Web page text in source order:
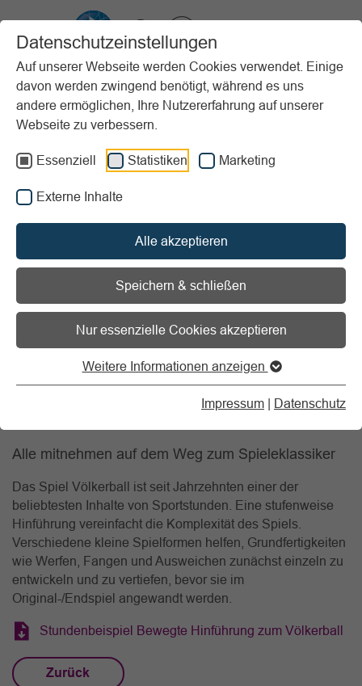
Datenschutzeinstellungen
Auf unserer Webseite werden Cookies verwendet. Einige
davon werden zwingend benötigt, während es uns
andere ermöglichen, Ihre Nutzererfahrung auf unserer
Webseite zu verbessern.
Essenziell Statistiken Marketing
Externe Inhalte
Alle akzeptieren
Speichern & schließen
Nur essenzielle Cookies akzeptieren
Weitere Informationen anzeigen
Impressum | Datenschutz
Startseite Sportpraxis
Stundenbeispiele (PfP)
Kinder und Jugendliche
Bewegte Hinführung zum Völkerball
Vorlesen
Informationen zum Readspeaker öffnen
Alter:Ab 8 Jahren
Bewegungserfahrung
Material:
Bewegte Hinführung zum
Völkerball
Alle mitnehmen auf dem Weg zum Spieleklassiker
Das Spiel Völkerball ist seit Jahrzehnten einer der
beliebtesten Inhalte von Sportstunden. Eine stufenweise
Hinführung vereinfacht die Komplexität des Spiels.
Verschiedene kleine Spielformen helfen, Grundfertigkeiten
wie Werfen, Fangen und Ausweichen zunächst einzeln zu
entwickeln und zu vertiefen, bevor sie im
Original-/Endspiel angewandt werden.
Stundenbeispiel Bewegte Hinführung zum Völkerball
Zurück